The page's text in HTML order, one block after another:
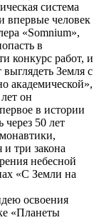
система
впервые человек
«Somnium»,
в
конкурс работ, и
Земля с
академической»,
он
в истории
50 лет
и три закона
небесной
«С Земли на
освоения
«Планеты